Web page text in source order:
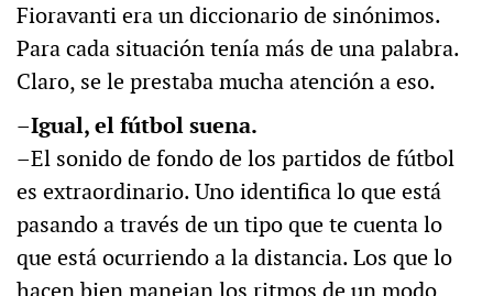
Fioravanti era un diccionario de sinónimos.
Para cada situación tenía más de una palabra.
Claro, se le prestaba mucha atención a eso.
–Igual, el fútbol suena.
–El sonido de fondo de los partidos de fútbol
es extraordinario. Uno identifica lo que está
pasando a través de un tipo que te cuenta lo
que está ocurriendo a la distancia. Los que lo